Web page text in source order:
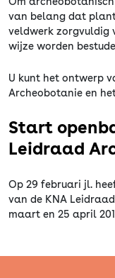
van belang dat
veldwerk zorgvuldig
wijze worden
U kunt het ontwerp
Archeobotanie en
Start
Leidraad
Op 29 februari jl.
van de KNA
maart en 25 april